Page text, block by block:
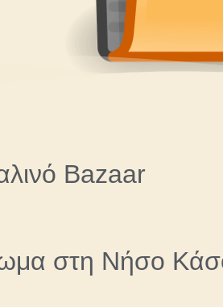
Bazaar
στη Νήσο